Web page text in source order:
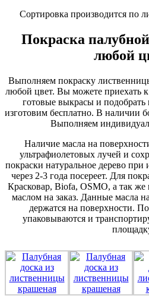
Сортировка производится по
Покраска
любой
Выполняем покраску
любой цвет. Вы можете приехать
готовые выкрасы и подобрать
изготовим бесплатно. В наличии
Выполняем
Наличие масла на
ультрафиолетовых лучей и
покраски натуральное дерево при
через 2-3 года посереет. Для
Красковар, Biofa, OSMO, а так
маслом на заказ. Данные масла
держатся на поверхности.
упаковываются и